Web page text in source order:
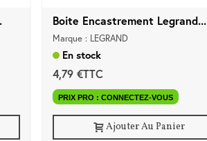
Boite Encastrement Legrand...
Marque : LEGRAND
En stock
4,79 €TTC
PRIX PRO : CONNECTEZ-VOUS
Ajouter Au Panier